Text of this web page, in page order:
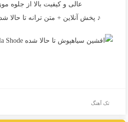
عالی و کیفیت بالا از جلوه
♪ پخش آنلاین + متن ترانه تا حالا
تک آهنگ